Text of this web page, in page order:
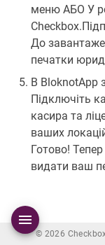
меню АБО У
До
печатки
В BloknotApp
Підключіть
касира та
ваших
Готово!
видати ваш
© 2026